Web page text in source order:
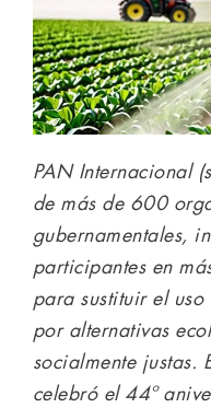
PAN Internacional
de más de 600
gubernamentales,
participantes en
para sustituir el
por alternativas
socialmente justas.
celebró el 44º